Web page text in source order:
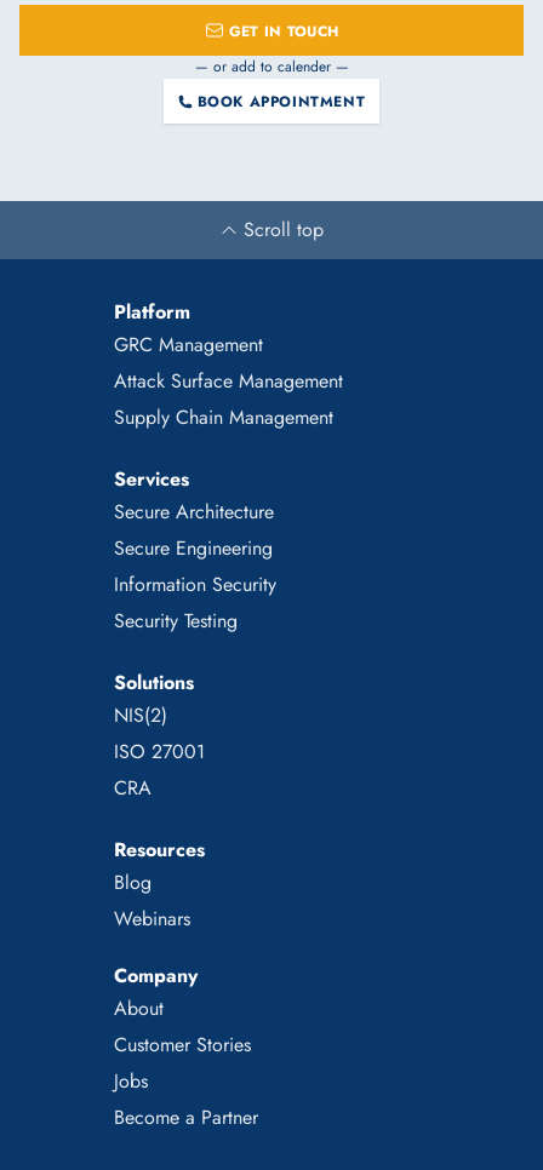
GET IN TOUCH
— or add to calender —
BOOK APPOINTMENT
Scroll top
Platform
GRC Management
Attack Surface Management
Supply Chain Management
Services
Secure Architecture
Secure Engineering
Information Security
Security Testing
Solutions
NIS(2)
ISO 27001
CRA
Resources
Blog
Webinars
Company
About
Customer Stories
Jobs
Become a Partner